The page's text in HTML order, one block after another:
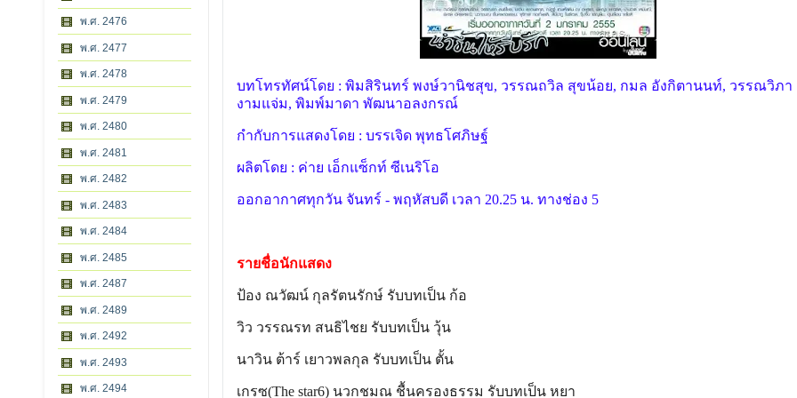
พ.ศ. 2476
พ.ศ. 2477
พ.ศ. 2478
พ.ศ. 2479
พ.ศ. 2480
พ.ศ. 2481
พ.ศ. 2482
พ.ศ. 2483
พ.ศ. 2484
พ.ศ. 2485
พ.ศ. 2487
พ.ศ. 2489
พ.ศ. 2492
พ.ศ. 2493
พ.ศ. 2494
บทโทรทัศน์โดย : พิมสิรินทร์ พงษ์วานิชสุข, วรรณถวิล สุขน้อย, กมล อังกิตานนท์, วรรณวิภา
งามแจ่ม, พิมพ์มาดา พัฒนาอลงกรณ์
กำกับการแสดงโดย : บรรเจิด พุทธโศภิษฐ์
ผลิตโดย : ค่าย เอ็กแซ็กท์ ซีเนริโอ
ออกอากาศทุกวัน จันทร์ - พฤหัสบดี เวลา 20.25 น. ทางช่อง 5
รายชื่อนักแสดง
ป้อง ณวัฒน์ กุลรัตนรักษ์ รับบทเป็น ก้อ
วิว วรรณรท สนธิไชย รับบทเป็น วุ้น
นาวิน ต้าร์ เยาวพลกุล รับบทเป็น ตั้น
เกรซ(The star6) นวกชมณ ชื้นครองธรรม รับบทเป็น หยา